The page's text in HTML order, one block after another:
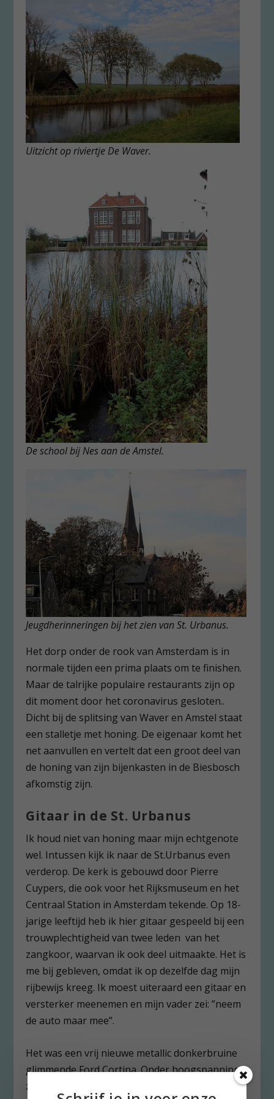
Uitzicht op riviertje De Waver.
De school bij Nes aan de Amstel.
Jeugdherinneringen bij het zien van St. Urbanus.
Het dorp onder de rook van Amsterdam is in
normale tijden een prima plaats om te finishen.
Maar de talrijke populaire restaurants zijn op
dit moment door het coronavirus gesloten..
Dicht bij de splitsing van Waver en Amstel staat
een stalletje met honing. De eigenaar komt het
net aanvullen en vertelt dat een groot deel van
de honing van zijn bijenkasten in de Biesbosch
afkomstig zijn.
Gitaar in de St. Urbanus
Ik houd niet van honing maar mijn echtgenote
wel. Intussen kijk ik naar de St.Urbanus even
verderop. De kerk is gebouwd door Pierre
Cuypers, die ook voor het Rijksmuseum en het
Centraal Station in Amsterdam tekende. Op 18-
jarige leeftijd heb ik hier gitaar gespeeld bij een
trouwplechtigheid van twee leden van het
zangkoor, waarvan ik ook deel uitmaakte. Het is
me bij gebleven, omdat ik op dezelfde dag mijn
rijbewijs kreeg. Ik moest uiteraard een gitaar en
versterker meenemen en mijn vader zei: ”neem
de auto maar mee”.
Het was een vrij nieuwe metallic donkerbruine
glimmende Ford Cortina. Onder hoogspanning,
zo voelde het althans, reed ik met mijn